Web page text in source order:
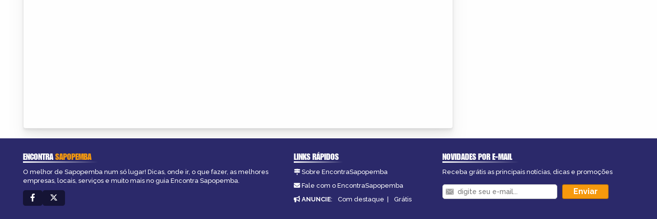
ENCONTRASAPOPEMBA
O melhor de Sapopemba num só lugar! Dicas, onde ir, o que fazer, as melhores
empresas, locais, serviços e muito mais no guia Encontra Sapopemba.
LINKS RÁPIDOS
Sobre EncontraSapopemba
Fale com o EncontraSapopemba
ANUNCIE: Com destaque | Grátis
NOVIDADES POR E-MAIL
Receba grátis as principais notícias, dicas e promoções